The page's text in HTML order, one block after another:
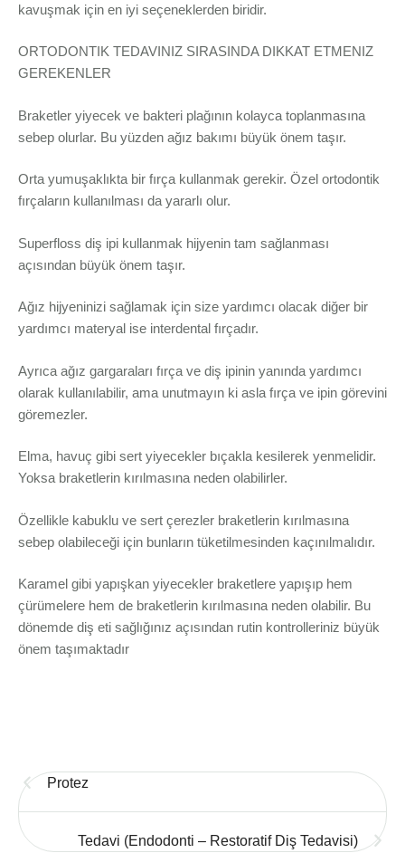
kavuşmak için en iyi seçeneklerden biridir.
ORTODONTIK TEDAVINIZ SIRASINDA DIKKAT ETMENIZ
GEREKENLER
Braketler yiyecek ve bakteri plağının kolayca toplanmasına
sebep olurlar. Bu yüzden ağız bakımı büyük önem taşır.
Orta yumuşaklıkta bir fırça kullanmak gerekir. Özel ortodontik
fırçaların kullanılması da yararlı olur.
Superfloss diş ipi kullanmak hijyenin tam sağlanması
açısından büyük önem taşır.
Ağız hijyeninizi sağlamak için size yardımcı olacak diğer bir
yardımcı materyal ise interdental fırçadır.
Ayrıca ağız gargaraları fırça ve diş ipinin yanında yardımcı
olarak kullanılabilir, ama unutmayın ki asla fırça ve ipin görevini
göremezler.
Elma, havuç gibi sert yiyecekler bıçakla kesilerek yenmelidir.
Yoksa braketlerin kırılmasına neden olabilirler.
Özellikle kabuklu ve sert çerezler braketlerin kırılmasına
sebep olabileceği için bunların tüketilmesinden kaçınılmalıdır.
Karamel gibi yapışkan yiyecekler braketlere yapışıp hem
çürümelere hem de braketlerin kırılmasına neden olabilir. Bu
dönemde diş eti sağlığınız açısından rutin kontrolleriniz büyük
önem taşımaktadır
Protez
Tedavi (Endodonti – Restoratif Diş Tedavisi)